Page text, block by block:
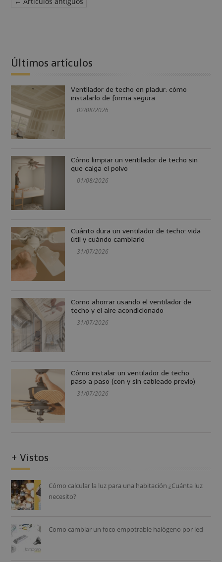
Últimos artículos
Ventilador de techo en pladur: cómo
instalarlo de forma segura
02/08/2026
Cómo limpiar un ventilador de techo sin
que caiga el polvo
01/08/2026
Cuánto dura un ventilador de techo: vida
útil y cuándo cambiarlo
31/07/2026
Como ahorrar usando el ventilador de
techo y el aire acondicionado
31/07/2026
Cómo instalar un ventilador de techo
paso a paso (con y sin cableado previo)
31/07/2026
+ Vistos
Cómo calcular la luz para una habitación ¿Cuánta luz
necesito?
Como cambiar un foco empotrable halógeno por led